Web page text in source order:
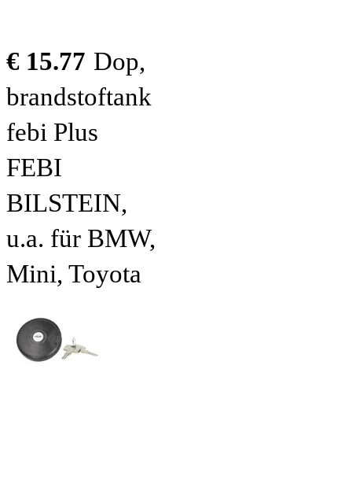
€ 15.77 Dop,
brandstoftank
febi Plus
FEBI
BILSTEIN,
u.a. für BMW,
Mini, Toyota